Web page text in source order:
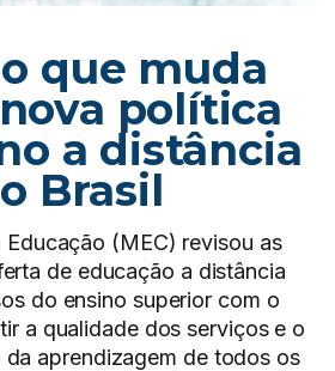
que muda
política
a distância
Brasil
Educação (MEC) revisou as
de educação a distância
do ensino superior com o
a qualidade dos serviços e o
aprendizagem de todos os